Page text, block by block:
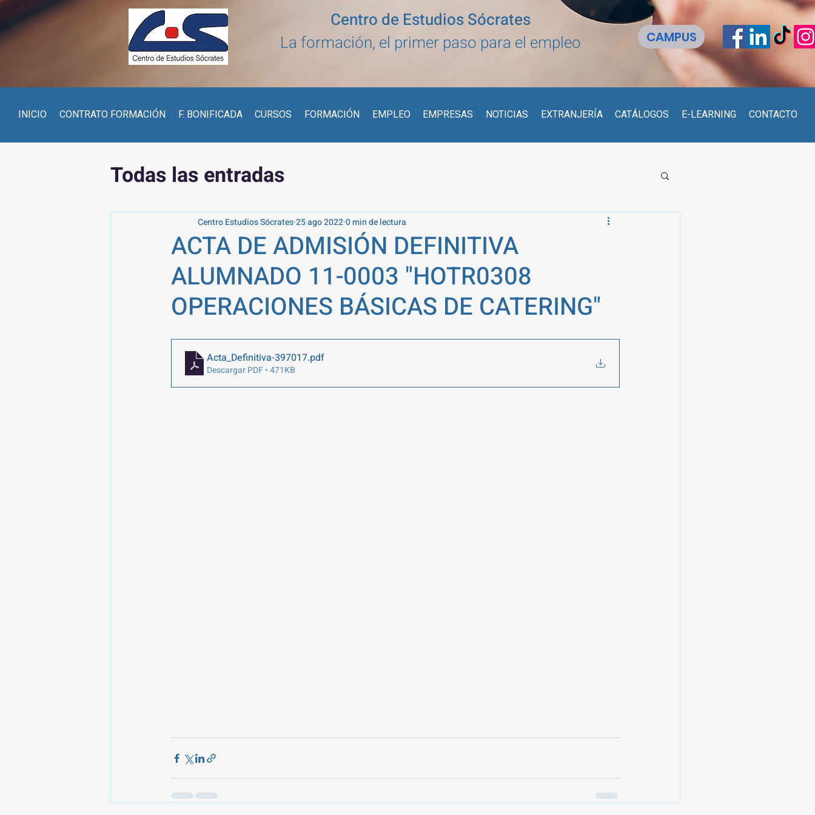
Centro de Estudios Sócrates
La formación, el primer paso para el empleo
CAMPUS
INICIO CONTRATO FORMACIÓN F. BONIFICADA CURSOS FORMACIÓN EMPLEO EMPRESAS NOTICIAS EXTRANJERÍA CATÁLOGOS E-LEARNING CONTACTO
Todas las entradas
ACTA DE ADMISIÓN DEFINITIVA
ALUMNADO 11-0003 "HOTR0308
OPERACIONES BÁSICAS DE CATERING"
Centro Estudios Sócrates25 ago 20220 min de lectura
Acta_Definitiva-397017.pdf
Descargar PDF • 471KB